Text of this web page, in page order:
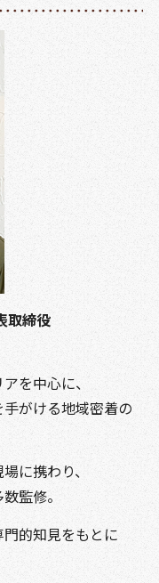
取締役
を中心に、
がける地域密着の
に携わり、
監修。
的知見をもとに